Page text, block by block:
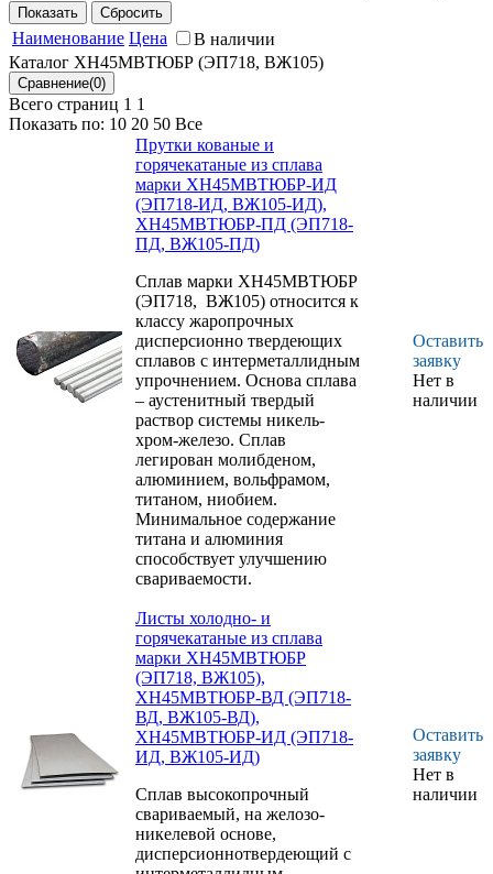
Для высоконагруженных элементов
силовых конструкций и для деталей
летательных аппаратов, работающих
при температурах до 700 °С
(кратковременно до 800 °С).
Для высоконагруженных элементов
силовых конструкций и других деталей
ГТД, работающих во всеклиматических
условиях при температурах до 700 °С
(кратковременно до 800 °С).
Наименование Цена
В наличии
Каталог ХН45МВТЮБР (ЭП718, ВЖ105)
Всего страниц 1 1
Показать по: 10 20 50 Все
Прутки кованые и
горячекатаные из сплава
марки ХН45МВТЮБР-ИД
(ЭП718-ИД, ВЖ105-ИД),
ХН45МВТЮБР-ПД (ЭП718-
ПД, ВЖ105-ПД)
Сплав марки ХН45МВТЮБР
(ЭП718, ВЖ105) относится к
классу жаропрочных
дисперсионно твердеющих
сплавов с интерметаллидным
упрочнением. Основа сплава
– аустенитный твердый
раствор системы никель-
хром-железо. Сплав
легирован молибденом,
алюминием, вольфрамом,
титаном, ниобием.
Минимальное содержание
титана и алюминия
способствует улучшению
свариваемости.
Оставить
заявку
Нет в
наличии
Листы холодно- и
горячекатаные из сплава
марки ХН45МВТЮБР
(ЭП718, ВЖ105),
ХН45МВТЮБР-ВД (ЭП718-
ВД, ВЖ105-ВД),
ХН45МВТЮБР-ИД (ЭП718-
ИД, ВЖ105-ИД)
Сплав высокопрочный
свариваемый, на желозо-
никелевой основе,
дисперсионнотвердеющий с
Оставить
заявку
Нет в
наличии